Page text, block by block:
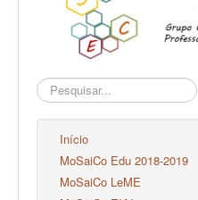
Pesquisar...
Início
MoSaiCo Edu 2018-2019
MoSaiCo LeME